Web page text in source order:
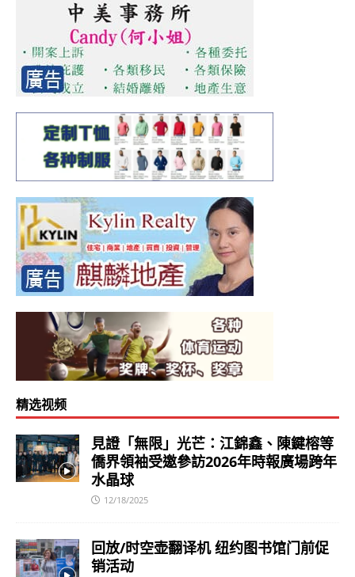
精选视频
見證「無限」光芒：江錦鑫、陳鍵榕等
僑界領袖受邀參訪2026年時報廣場跨年
水晶球
12/18/2025
回放/时空壶翻译机 纽约图书馆门前促
销活动